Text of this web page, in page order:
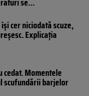
cer niciodată scuze,
Explicația
cedat. Momentele
scufundării barjelor